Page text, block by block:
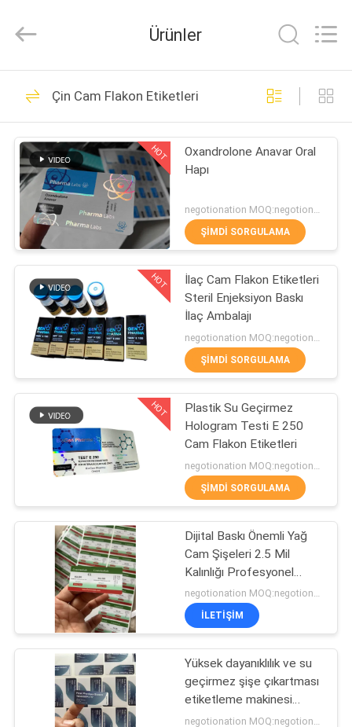
ÜRÜN:%
HAKKIMIZDA
FABRIKA
TURU
KALITE
KONTROL
BIZIMLE
ILETIŞIME
GEÇIN
HABERLER
VAKALAR
HARITASI
PRIVACY
Reserved.
Cam Flakon
Etiketleri
335
Şişe etiketleri
256
10 mL Flakon
Etiketleri
139
Özel şişe etiketleri
111
Ürünler
Çin Cam Flakon Etiketleri
HOT
Oxandrolone Anavar Oral
Hapı
negotionation MOQ:negotionation
ŞIMDI SORGULAMA
HOT
İlaç Cam Flakon Etiketleri
Steril Enjeksiyon Baskı
İlaç Ambalajı
ŞIMDI SORGULAMA
HOT
Plastik Su Geçirmez
Hologram Testi E 250
Cam Flakon Etiketleri
ŞIMDI SORGULAMA
Dijital Baskı Önemli Yağ
Cam Şişeleri 2.5 Mil
Kalınlığı Profesyonel
Kalite
negotionation MOQ:negotionation
İLETIŞIM
Yüksek dayanıklılık ve su
geçirmez şişe çıkartması
etiketleme makinesi
Etiketleme için dijital
negotionation MOQ:negotionation